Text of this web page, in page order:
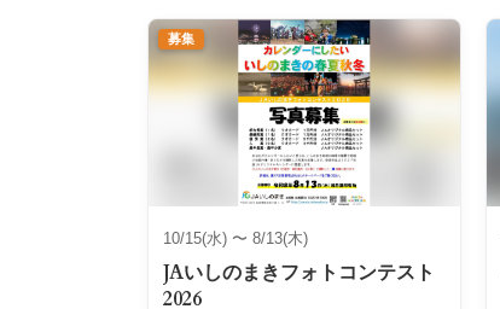
募集
10/15(水) 〜 8/13(木)
JAいしのまきフォトコンテスト
2026